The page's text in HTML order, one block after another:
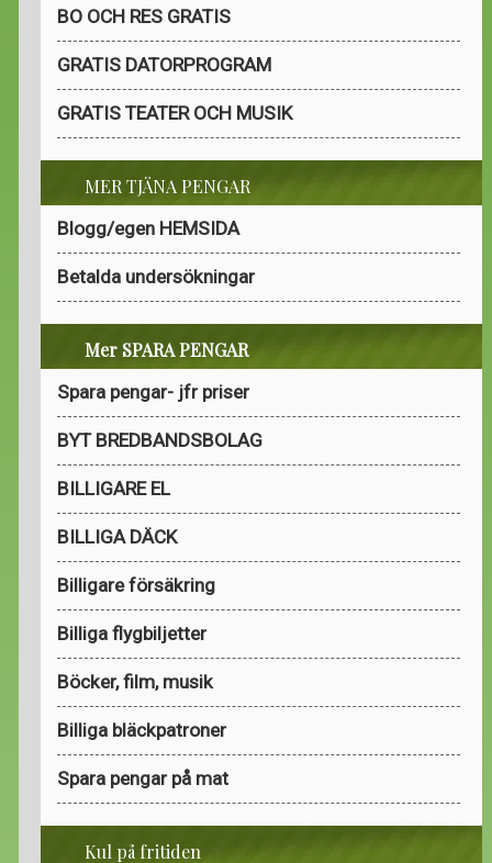
BO OCH RES GRATIS
GRATIS DATORPROGRAM
GRATIS TEATER OCH MUSIK
MER TJÄNA PENGAR
Blogg/egen HEMSIDA
Betalda undersökningar
Mer SPARA PENGAR
Spara pengar- jfr priser
BYT BREDBANDSBOLAG
BILLIGARE EL
BILLIGA DÄCK
Billigare försäkring
Billiga flygbiljetter
Böcker, film, musik
Billiga bläckpatroner
Spara pengar på mat
Kul på fritiden